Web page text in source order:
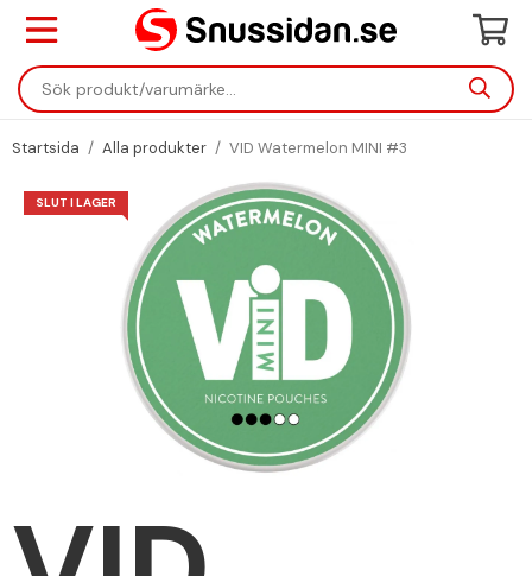
Startsida / Alla produkter / VID Watermelon MINI #3
SLUT I LAGER